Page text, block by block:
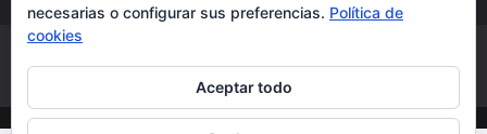
Política de cookies
Accesibilidad
necesarias o configurar sus preferencias. Política de
cookies
Aceptar todo